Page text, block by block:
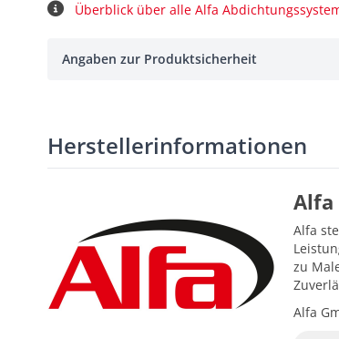
Überblick über alle Alfa
Angaben zur Produktsicherheit
Herstellerinformationen
Alfa
zu
Alfa